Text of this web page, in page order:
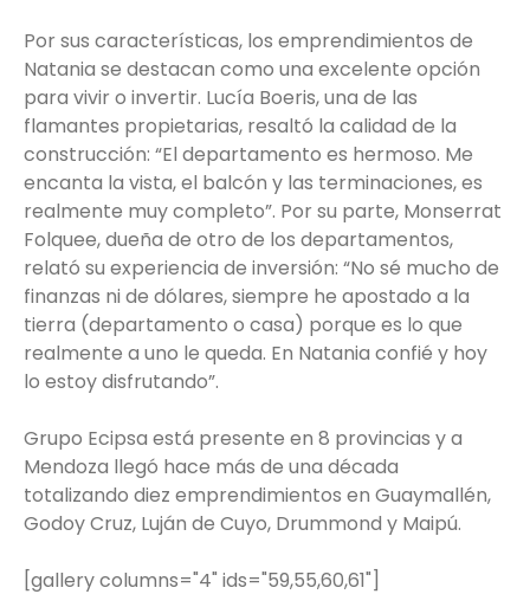
Por sus características, los emprendimientos de
Natania se destacan como una excelente opción
para vivir o invertir. Lucía Boeris, una de las
flamantes propietarias, resaltó la calidad de la
construcción: “El departamento es hermoso. Me
encanta la vista, el balcón y las terminaciones, es
realmente muy completo”. Por su parte, Monserrat
Folquee, dueña de otro de los departamentos,
relató su experiencia de inversión: “No sé mucho de
finanzas ni de dólares, siempre he apostado a la
tierra (departamento o casa) porque es lo que
realmente a uno le queda. En Natania confié y hoy
lo estoy disfrutando”.
Grupo Ecipsa está presente en 8 provincias y a
Mendoza llegó hace más de una década
totalizando diez emprendimientos en Guaymallén,
Godoy Cruz, Luján de Cuyo, Drummond y Maipú.
[gallery columns="4" ids="59,55,60,61"]